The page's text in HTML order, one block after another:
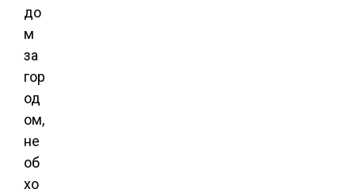
до
м
за
гор
од
ом,
не
об
хо